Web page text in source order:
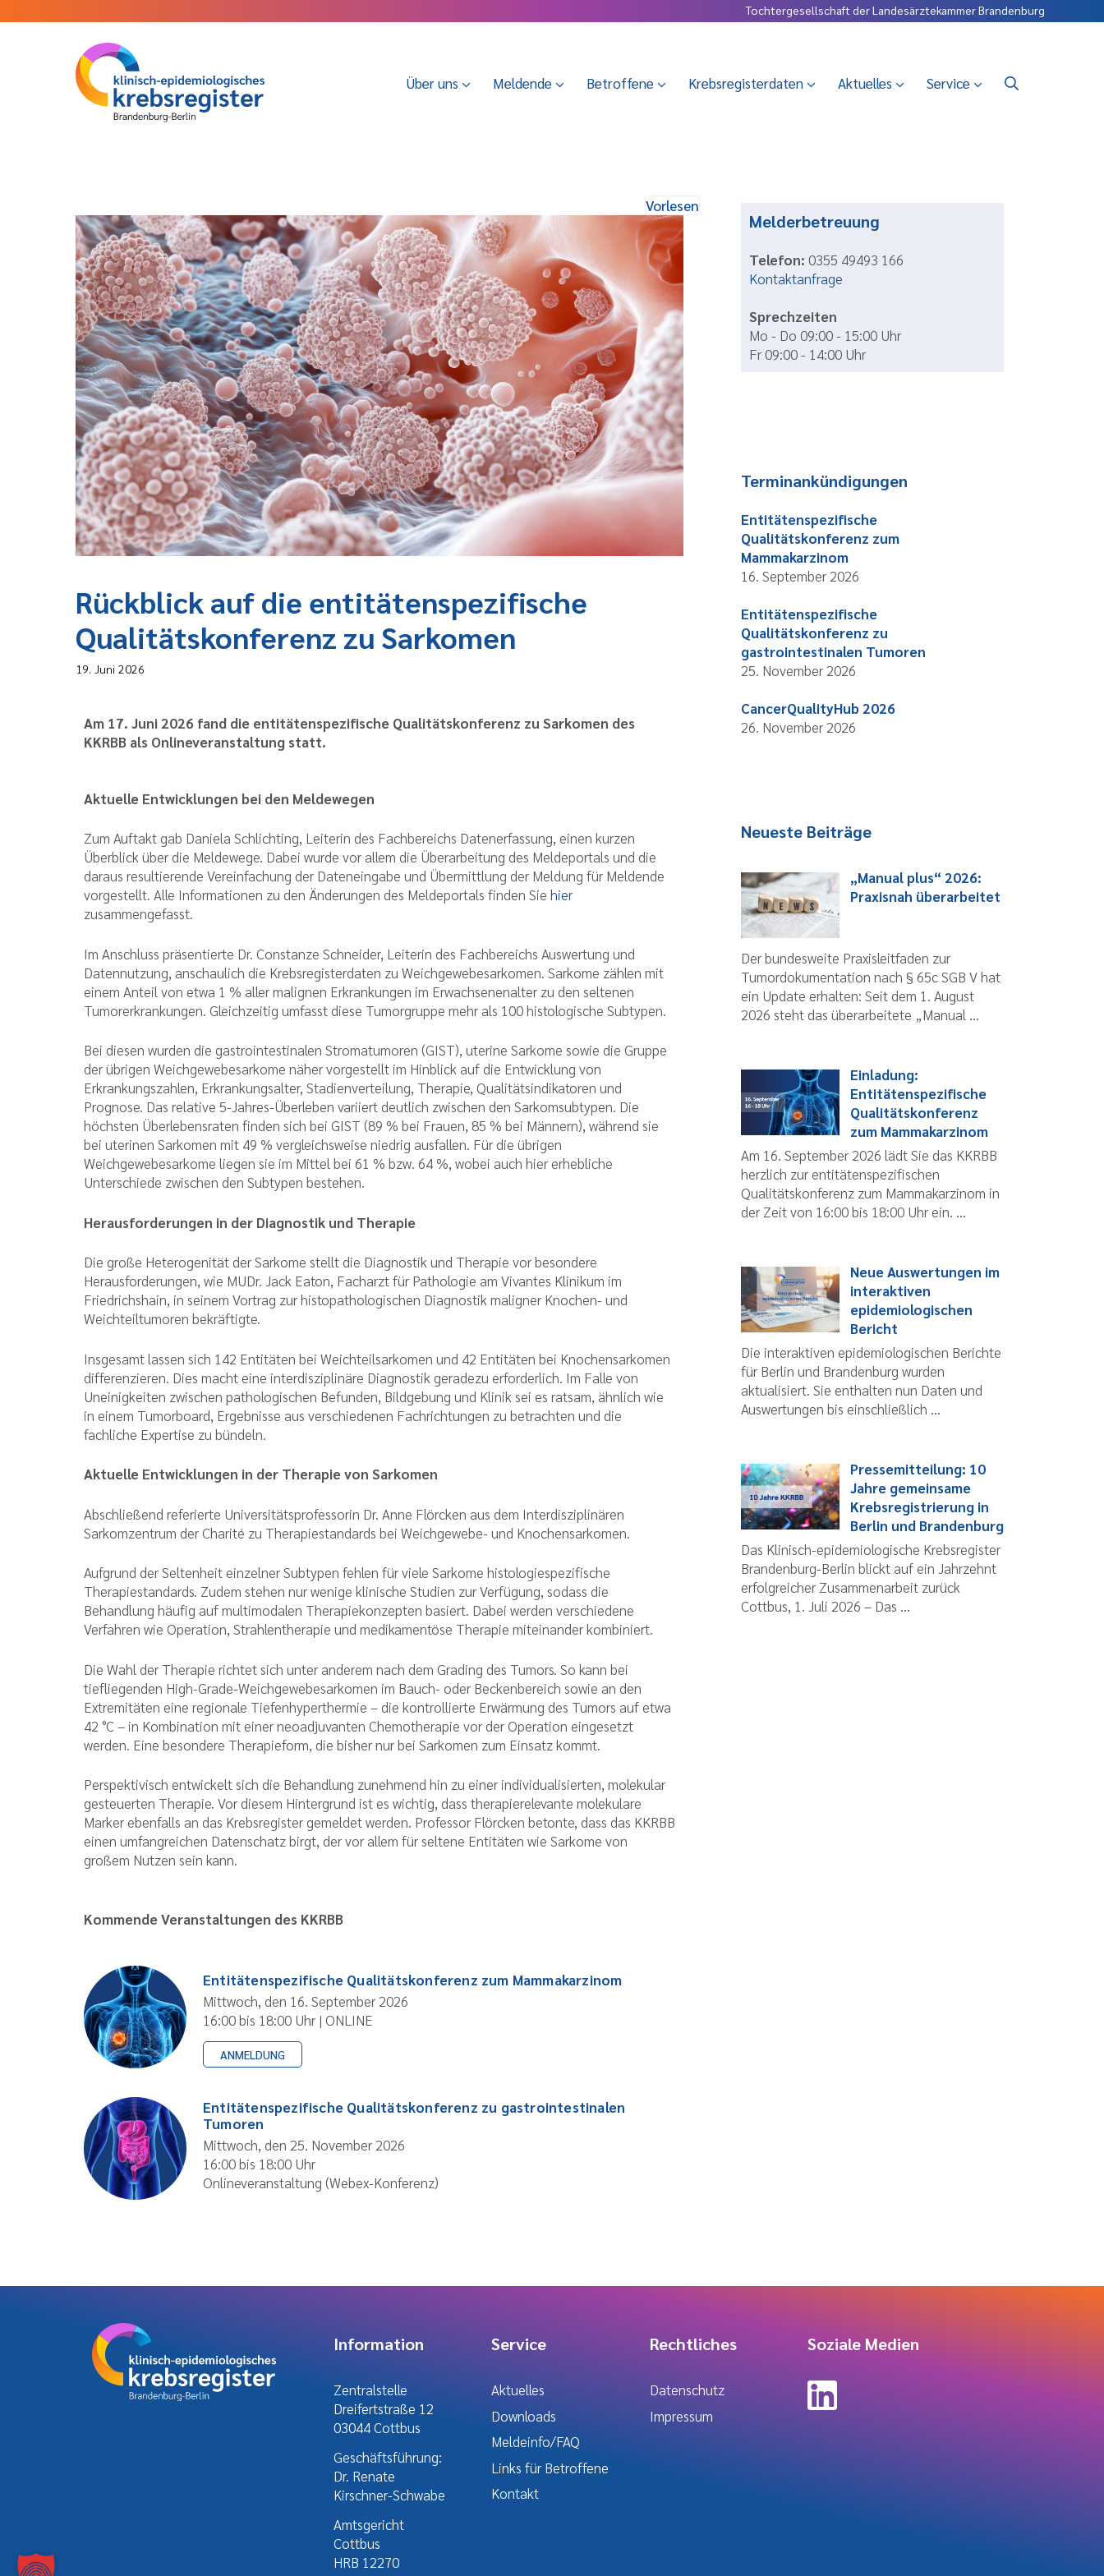
Tochtergesellschaft der Landesärztekammer Brandenburg
Über uns Meldende Betroffene Krebsregisterdaten Aktuelles Service
Vorlesen
Rückblick auf die entitätenspezifische
Qualitätskonferenz zu Sarkomen
19. Juni 2026
Am 17. Juni 2026 fand die entitätenspezifische Qualitätskonferenz zu Sarkomen des
KKRBB als Onlineveranstaltung statt.
Aktuelle Entwicklungen bei den Meldewegen
Zum Auftakt gab Daniela Schlichting, Leiterin des Fachbereichs Datenerfassung, einen kurzen
Überblick über die Meldewege. Dabei wurde vor allem die Überarbeitung des Meldeportals und die
daraus resultierende Vereinfachung der Dateneingabe und Übermittlung der Meldung für Meldende
vorgestellt. Alle Informationen zu den Änderungen des Meldeportals finden Sie hier
zusammengefasst.
Im Anschluss präsentierte Dr. Constanze Schneider, Leiterin des Fachbereichs Auswertung und
Datennutzung, anschaulich die Krebsregisterdaten zu Weichgewebesarkomen. Sarkome zählen mit
einem Anteil von etwa 1 % aller malignen Erkrankungen im Erwachsenenalter zu den seltenen
Tumorerkrankungen. Gleichzeitig umfasst diese Tumorgruppe mehr als 100 histologische Subtypen.
Bei diesen wurden die gastrointestinalen Stromatumoren (GIST), uterine Sarkome sowie die Gruppe
der übrigen Weichgewebesarkome näher vorgestellt im Hinblick auf die Entwicklung von
Erkrankungszahlen, Erkrankungsalter, Stadienverteilung, Therapie, Qualitätsindikatoren und
Prognose. Das relative 5-Jahres-Überleben variiert deutlich zwischen den Sarkomsubtypen. Die
höchsten Überlebensraten finden sich bei GIST (89 % bei Frauen, 85 % bei Männern), während sie
bei uterinen Sarkomen mit 49 % vergleichsweise niedrig ausfallen. Für die übrigen
Weichgewebesarkome liegen sie im Mittel bei 61 % bzw. 64 %, wobei auch hier erhebliche
Unterschiede zwischen den Subtypen bestehen.
Herausforderungen in der Diagnostik und Therapie
Die große Heterogenität der Sarkome stellt die Diagnostik und Therapie vor besondere
Herausforderungen, wie MUDr. Jack Eaton, Facharzt für Pathologie am Vivantes Klinikum im
Friedrichshain, in seinem Vortrag zur histopathologischen Diagnostik maligner Knochen- und
Weichteiltumoren bekräftigte.
Insgesamt lassen sich 142 Entitäten bei Weichteilsarkomen und 42 Entitäten bei Knochensarkomen
differenzieren. Dies macht eine interdisziplinäre Diagnostik geradezu erforderlich. Im Falle von
Uneinigkeiten zwischen pathologischen Befunden, Bildgebung und Klinik sei es ratsam, ähnlich wie
in einem Tumorboard, Ergebnisse aus verschiedenen Fachrichtungen zu betrachten und die
fachliche Expertise zu bündeln.
Aktuelle Entwicklungen in der Therapie von Sarkomen
Abschließend referierte Universitätsprofessorin Dr. Anne Flörcken aus dem Interdisziplinären
Sarkomzentrum der Charité zu Therapiestandards bei Weichgewebe- und Knochensarkomen.
Aufgrund der Seltenheit einzelner Subtypen fehlen für viele Sarkome histologiespezifische
Therapiestandards. Zudem stehen nur wenige klinische Studien zur Verfügung, sodass die
Behandlung häufig auf multimodalen Therapiekonzepten basiert. Dabei werden verschiedene
Verfahren wie Operation, Strahlentherapie und medikamentöse Therapie miteinander kombiniert.
Die Wahl der Therapie richtet sich unter anderem nach dem Grading des Tumors. So kann bei
tiefliegenden High-Grade-Weichgewebesarkomen im Bauch- oder Beckenbereich sowie an den
Extremitäten eine regionale Tiefenhyperthermie – die kontrollierte Erwärmung des Tumors auf etwa
42 °C – in Kombination mit einer neoadjuvanten Chemotherapie vor der Operation eingesetzt
werden. Eine besondere Therapieform, die bisher nur bei Sarkomen zum Einsatz kommt.
Perspektivisch entwickelt sich die Behandlung zunehmend hin zu einer individualisierten, molekular
gesteuerten Therapie. Vor diesem Hintergrund ist es wichtig, dass therapierelevante molekulare
Marker ebenfalls an das Krebsregister gemeldet werden. Professor Flörcken betonte, dass das KKRBB
einen umfangreichen Datenschatz birgt, der vor allem für seltene Entitäten wie Sarkome von
großem Nutzen sein kann.
Kommende Veranstaltungen des KKRBB
Entitätenspezifische Qualitätskonferenz zum Mammakarzinom
Mittwoch, den 16. September 2026
16:00 bis 18:00 Uhr | ONLINE
ANMELDUNG
Entitätenspezifische Qualitätskonferenz zu gastrointestinalen
Tumoren
Mittwoch, den 25. November 2026
16:00 bis 18:00 Uhr
Onlineveranstaltung (Webex-Konferenz)
Melderbetreuung
Telefon: 0355 49493 166
Kontaktanfrage
Sprechzeiten
Mo - Do 09:00 - 15:00 Uhr
Fr 09:00 - 14:00 Uhr
Terminankündigungen
Entitätenspezifische
Qualitätskonferenz zum
Mammakarzinom
16. September 2026
Entitätenspezifische
Qualitätskonferenz zu
gastrointestinalen Tumoren
25. November 2026
CancerQualityHub 2026
26. November 2026
Neueste Beiträge
„Manual plus“ 2026:
Praxisnah überarbeitet
Der bundesweite Praxisleitfaden zur
Tumordokumentation nach § 65c SGB V hat
ein Update erhalten: Seit dem 1. August
2026 steht das überarbeitete „Manual ...
Einladung:
Entitätenspezifische
Qualitätskonferenz
zum Mammakarzinom
Am 16. September 2026 lädt Sie das KKRBB
herzlich zur entitätenspezifischen
Qualitätskonferenz zum Mammakarzinom in
der Zeit von 16:00 bis 18:00 Uhr ein. ...
Neue Auswertungen im
interaktiven
epidemiologischen
Bericht
Die interaktiven epidemiologischen Berichte
für Berlin und Brandenburg wurden
aktualisiert. Sie enthalten nun Daten und
Auswertungen bis einschließlich ...
Pressemitteilung: 10
Jahre gemeinsame
Krebsregistrierung in
Berlin und Brandenburg
Das Klinisch-epidemiologische Krebsregister
Brandenburg-Berlin blickt auf ein Jahrzehnt
erfolgreicher Zusammenarbeit zurück
Cottbus, 1. Juli 2026 – Das ...
Information
Zentralstelle
Dreifertstraße 12
03044 Cottbus
Geschäftsführung:
Dr. Renate
Kirschner-Schwabe
Amtsgericht
Cottbus
HRB 12270
Service
Aktuelles
Downloads
Meldeinfo/FAQ
Links für Betroffene
Kontakt
Rechtliches
Datenschutz
Impressum
Soziale Medien